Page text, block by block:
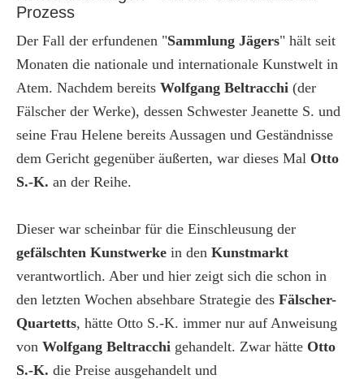
Prozess
Der Fall der erfundenen "Sammlung Jägers" hält seit
Monaten die nationale und internationale Kunstwelt in
Atem. Nachdem bereits Wolfgang Beltracchi (der
Fälscher der Werke), dessen Schwester Jeanette S. und
seine Frau Helene bereits Aussagen und Geständnisse
dem Gericht gegenüber äußerten, war dieses Mal Otto
S.-K. an der Reihe.
Dieser war scheinbar für die Einschleusung der
gefälschten Kunstwerke in den Kunstmarkt
verantwortlich. Aber und hier zeigt sich die schon in
den letzten Wochen absehbare Strategie des Fälscher-
Quartetts, hätte Otto S.-K. immer nur auf Anweisung
von Wolfgang Beltracchi gehandelt. Zwar hätte Otto
S.-K. die Preise ausgehandelt und